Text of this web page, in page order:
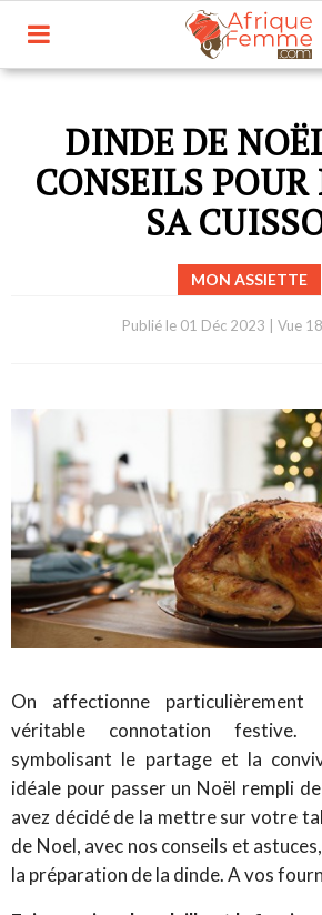
DINDE DE
CONSEILS POUR
SA
MON ASSIETTE
Publié le 01 Déc 2023 Vue
On affectionne
véritable connotation
symbolisant le partage et la
idéale pour passer un Noël rempli
avez décidé de la mettre sur votre
de Noel, avec nos conseils et
la préparation de la dinde. A vos